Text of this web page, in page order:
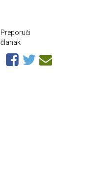
Preporuči
članak